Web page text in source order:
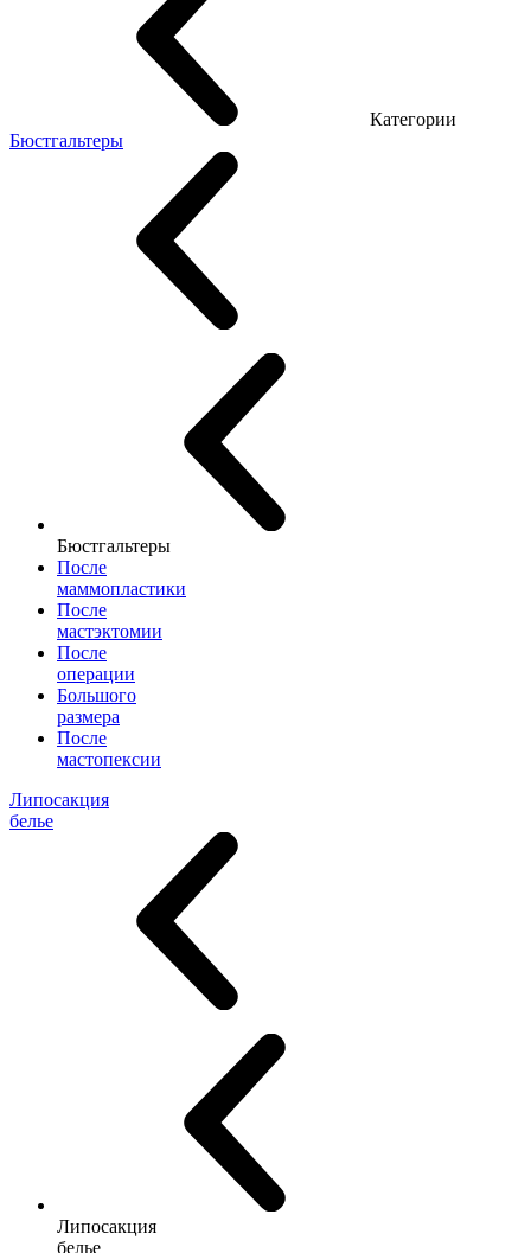
Категории
Бюстгальтеры
Бюстгальтеры
После
маммопластики
После
мастэктомии
После
операции
Большого
размера
После
мастопексии
Липосакция
белье
Липосакция
белье